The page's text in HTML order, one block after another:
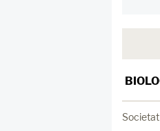
Societat